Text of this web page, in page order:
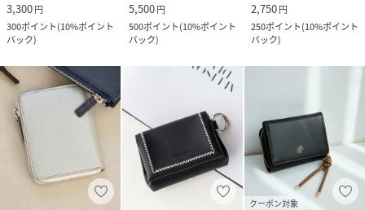
3,300円
300ポイント(10%ポイント
バック)
5,500円
500ポイント(10%ポイント
バック)
2,750円
250ポイント(10%ポイント
バック)
クーポン対象